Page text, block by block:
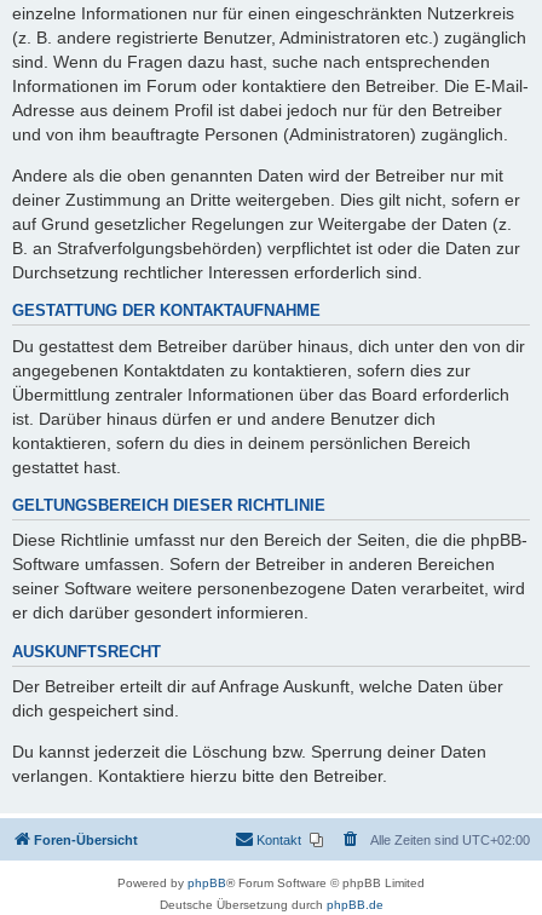
einzelne Informationen nur für einen eingeschränkten Nutzerkreis
(z. B. andere registrierte Benutzer, Administratoren etc.) zugänglich
sind. Wenn du Fragen dazu hast, suche nach entsprechenden
Informationen im Forum oder kontaktiere den Betreiber. Die E-Mail-
Adresse aus deinem Profil ist dabei jedoch nur für den Betreiber
und von ihm beauftragte Personen (Administratoren) zugänglich.
Andere als die oben genannten Daten wird der Betreiber nur mit
deiner Zustimmung an Dritte weitergeben. Dies gilt nicht, sofern er
auf Grund gesetzlicher Regelungen zur Weitergabe der Daten (z.
B. an Strafverfolgungsbehörden) verpflichtet ist oder die Daten zur
Durchsetzung rechtlicher Interessen erforderlich sind.
GESTATTUNG DER KONTAKTAUFNAHME
Du gestattest dem Betreiber darüber hinaus, dich unter den von dir
angegebenen Kontaktdaten zu kontaktieren, sofern dies zur
Übermittlung zentraler Informationen über das Board erforderlich
ist. Darüber hinaus dürfen er und andere Benutzer dich
kontaktieren, sofern du dies in deinem persönlichen Bereich
gestattet hast.
GELTUNGSBEREICH DIESER RICHTLINIE
Diese Richtlinie umfasst nur den Bereich der Seiten, die die phpBB-
Software umfassen. Sofern der Betreiber in anderen Bereichen
seiner Software weitere personenbezogene Daten verarbeitet, wird
er dich darüber gesondert informieren.
AUSKUNFTSRECHT
Der Betreiber erteilt dir auf Anfrage Auskunft, welche Daten über
dich gespeichert sind.
Du kannst jederzeit die Löschung bzw. Sperrung deiner Daten
verlangen. Kontaktiere hierzu bitte den Betreiber.
Foren-Übersicht Alle Zeiten sind UTC+02:00
Kontakt
Powered by phpBB® Forum Software © phpBB Limited
Deutsche Übersetzung durch phpBB.de